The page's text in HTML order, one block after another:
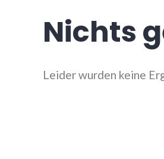
Nichts
Leider wurden keine